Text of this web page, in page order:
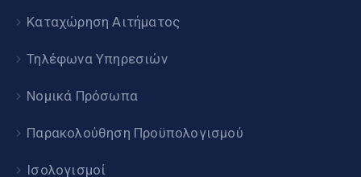
Καταχώρηση Αιτήματος
Τηλέφωνα Υπηρεσιών
Νομικά Πρόσωπα
Παρακολούθηση Προϋπολογισμού
Ισολογισμοί